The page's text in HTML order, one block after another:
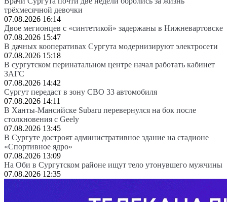
трёхмесячной девочки
07.08.2026 16:14
Двое мегионцев с «синтетикой» задержаны в Нижневартовске
07.08.2026 15:47
В дачных кооперативах Сургута модернизируют электросети
07.08.2026 15:18
В сургутском перинатальном центре начал работать кабинет
ЗАГС
07.08.2026 14:42
Сургут передаст в зону СВО 33 автомобиля
07.08.2026 14:11
В Ханты-Мансийске Subaru перевернулся на бок после
столкновения с Geely
07.08.2026 13:45
В Сургуте достроят административное здание на стадионе
«Спортивное ядро»
07.08.2026 13:09
На Оби в Сургутском районе ищут тело утонувшего мужчины
07.08.2026 12:35